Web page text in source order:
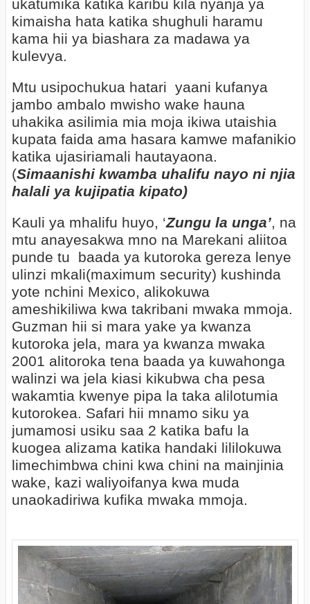
ukatumika katika karibu kila nyanja ya
kimaisha hata katika shughuli haramu
kama hii ya biashara za madawa ya
kulevya.
Mtu usipochukua hatari yaani kufanya
jambo ambalo mwisho wake hauna
uhakika asilimia mia moja ikiwa utaishia
kupata faida ama hasara kamwe mafanikio
katika ujasiriamali hautayaona.
(Simaanishi kwamba uhalifu nayo ni njia
halali ya kujipatia kipato)
Kauli ya mhalifu huyo, ‘Zungu la unga’, na
mtu anayesakwa mno na Marekani aliitoa
punde tu baada ya kutoroka gereza lenye
ulinzi mkali(maximum security) kushinda
yote nchini Mexico, alikokuwa
ameshikiliwa kwa takribani mwaka mmoja.
Guzman hii si mara yake ya kwanza
kutoroka jela, mara ya kwanza mwaka
2001 alitoroka tena baada ya kuwahonga
walinzi wa jela kiasi kikubwa cha pesa
wakamtia kwenye pipa la taka alilotumia
kutorokea. Safari hii mnamo siku ya
jumamosi usiku saa 2 katika bafu la
kuogea alizama katika handaki lililokuwa
limechimbwa chini kwa chini na mainjinia
wake, kazi waliyoifanya kwa muda
unaokadiriwa kufika mwaka mmoja.